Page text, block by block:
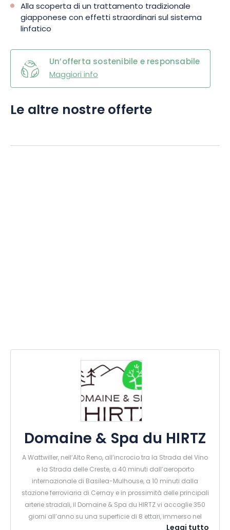
Alla scoperta di un trattamento tradizionale
giapponese con effetti straordinari sul sistema
linfatico
Un’offerta sostenibile e responsabile
Maggiori info
Le altre nostre offerte
Domaine & Spa du HIRTZ
A Wattwiller, nell’Alto Reno, all’incrocio tra la Strada del Vino
e la Strada delle Creste, a 40 minuti dall’aeroporto
internazionale di Basilea-Mulhouse, a 10 minuti dalla
stazione ferroviaria di Cernay e in prossimità delle principali
arterie stradali, il Domaine & Spa du HIRTZ vi accoglie 350
giorni all’anno su una superficie di 8 ettari, immerso nel